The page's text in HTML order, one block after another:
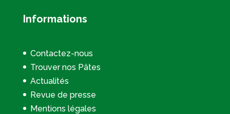
Informations
Contactez-nous
Trouver nos Pâtes
Actualités
Revue de presse
Mentions légales